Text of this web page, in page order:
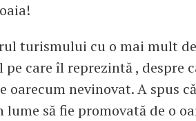
turismului cu o mai mult
care îl reprezintă , despre
oarecum nevinovat. A spus
să fie promovată de o